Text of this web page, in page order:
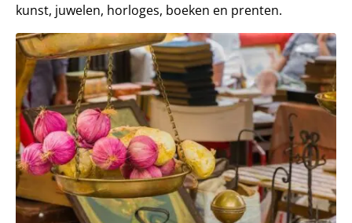
kunst, juwelen, horloges, boeken en prenten.